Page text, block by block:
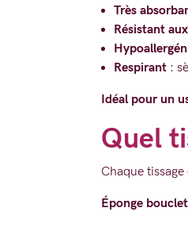
Très
Résistant
Respirant :
Idéal pour un
Quel
Chaque
Éponge